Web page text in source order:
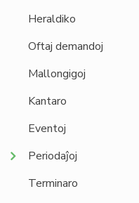
Heraldiko
Oftaj demandoj
Mallongigoj
Kantaro
Eventoj
Periodaĵoj
Terminaro